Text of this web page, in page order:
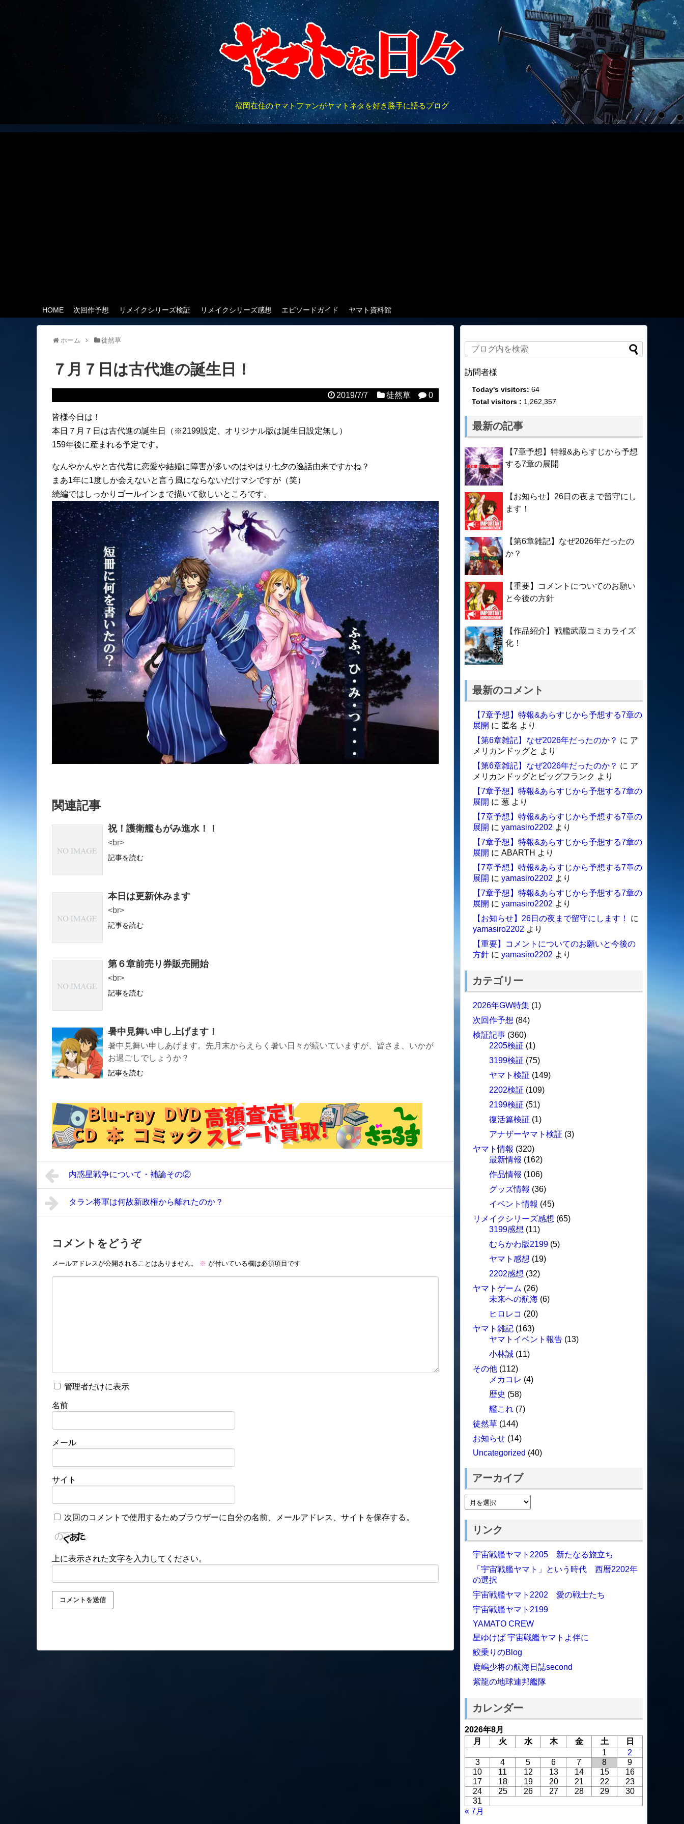
福岡在住のヤマトファンがヤマトネタを好き勝手に語るブログ
HOME 次回作予想 リメイクシリーズ検証 リメイクシリーズ感想 エピソードガイド ヤマト資料館
ホーム 徒然草
７月７日は古代進の誕生日！
2019/7/7 徒然草 0
皆様今日は！
本日７月７日は古代進の誕生日（※2199設定、オリジナル版は誕生日設定無し）
159年後に産まれる予定です。
なんやかんやと古代君に恋愛や結婚に障害が多いのはやはり七夕の逸話由来ですかね？
まあ1年に1度しか会えないと言う風にならないだけマシですが（笑）
続編ではしっかりゴールインまで描いて欲しいところです。
関連記事
祝！護衛艦もがみ進水！！
<br>
記事を読む
本日は更新休みます
<br>
記事を読む
第６章前売り券販売開始
<br>
記事を読む
暑中見舞い申し上げます！
暑中見舞い申しあげます。先月末からえらく暑い日々が続いていますが、皆さま、いかが
お過ごしでしょうか？
記事を読む
内惑星戦争について・補論その②
タラン将軍は何故新政権から離れたのか？
コメントをどうぞ
メールアドレスが公開されることはありません。 ※ が付いている欄は必須項目です
管理者だけに表示
名前
メール
サイト
次回のコメントで使用するためブラウザーに自分の名前、メールアドレス、サイトを保存する。
上に表示された文字を入力してください。
訪問者様
Today's visitors: 64
Total visitors : 1,262,357
最新の記事
【7章予想】特報&あらすじから予想
する7章の展開
【お知らせ】26日の夜まで留守にし
ます！
【第6章雑記】なぜ2026年だったの
か？
【重要】コメントについてのお願い
と今後の方針
【作品紹介】戦艦武蔵コミカライズ
化！
最新のコメント
【7章予想】特報&あらすじから予想する7章の
展開 に 匿名 より
【第6章雑記】なぜ2026年だったのか？ に ア
メリカンドッグと より
【第6章雑記】なぜ2026年だったのか？ に ア
メリカンドッグとビッグフランク より
【7章予想】特報&あらすじから予想する7章の
展開 に 葱 より
【7章予想】特報&あらすじから予想する7章の
展開 に yamasiro2202 より
【7章予想】特報&あらすじから予想する7章の
展開 に ABARTH より
【7章予想】特報&あらすじから予想する7章の
展開 に yamasiro2202 より
【7章予想】特報&あらすじから予想する7章の
展開 に yamasiro2202 より
【お知らせ】26日の夜まで留守にします！
に
yamasiro2202 より
【重要】コメントについてのお願いと今後の
方針 に yamasiro2202 より
カテゴリー
2026年GW特集 (1)
次回作予想 (84)
検証記事 (360)
2205検証 (1)
3199検証 (75)
ヤマト検証 (149)
2202検証 (109)
2199検証 (51)
復活篇検証 (1)
アナザーヤマト検証 (3)
ヤマト情報 (320)
最新情報 (162)
作品情報 (106)
グッズ情報 (36)
イベント情報 (45)
リメイクシリーズ感想 (65)
3199感想 (11)
むらかわ版2199 (5)
ヤマト感想 (19)
2202感想 (32)
ヤマトゲーム (26)
未来への航海 (6)
ヒロレコ (20)
ヤマト雑記 (163)
ヤマトイベント報告 (13)
小林誠 (11)
その他 (112)
メカコレ (4)
歴史 (58)
艦これ (7)
徒然草 (144)
お知らせ (14)
Uncategorized (40)
アーカイブ
リンク
宇宙戦艦ヤマト2205 新たなる旅立ち
「宇宙戦艦ヤマト」という時代 西暦2202年
の選択
宇宙戦艦ヤマト2202 愛の戦士たち
宇宙戦艦ヤマト2199
YAMATO CREW
星ゆけば 宇宙戦艦ヤマトよ伴に
鮫乗りのBlog
鹿嶋少将の航海日誌second
紫龍の地球連邦艦隊
カレンダー
2026年8月
月
火 水 木 金 土
日
1
2
3
4 5 6 7 8
9
10
11 12 13 14 15
16
17
18 19 20 21 22
23
24
25 26 27 28 29
30
31
« 7月